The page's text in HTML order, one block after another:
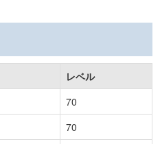
レベル
70
70